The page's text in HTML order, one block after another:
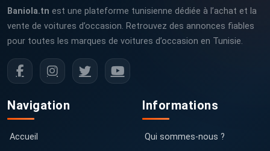
Baniola.tn est une plateforme tunisienne dédiée à l’achat et la
vente de voitures d’occasion. Retrouvez des annonces fiables
pour toutes les marques de voitures d’occasion en Tunisie.
Navigation
Accueil
Informations
Qui sommes-nous ?